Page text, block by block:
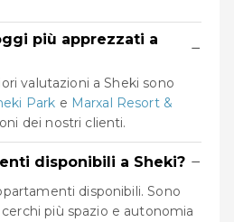
più apprezzati a
−
valutazioni a Sheki sono
Park e Marxal Resort &
dei nostri clienti.
disponibili a Sheki? −
disponibili. Sono
più spazio e autonomia